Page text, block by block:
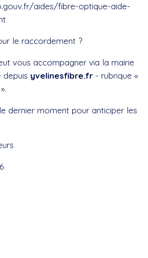
aides/fibre-optique-aide-
le raccordement ?
vous accompagner via la mairie
depuis yvelinesfibre.fr - rubrique «
dernier moment pour anticiper les